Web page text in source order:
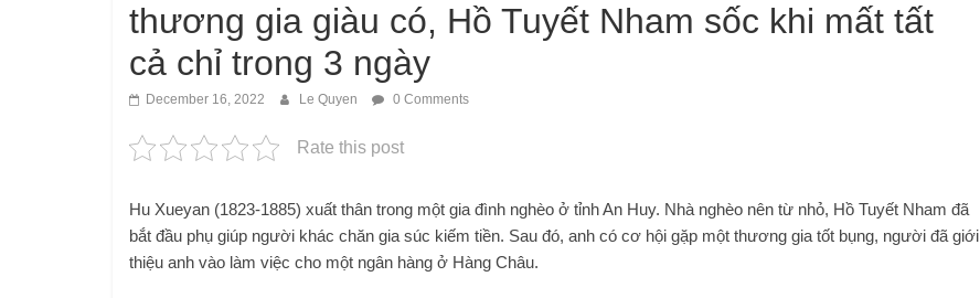
thương gia giàu có, Hồ Tuyết Nham sốc khi mất tất
cả chỉ trong 3 ngày
December 16, 2022 Le Quyen 0 Comments
Rate this post
Hu Xueyan (1823-1885) xuất thân trong một gia đình nghèo ở tỉnh An Huy. Nhà nghèo nên từ nhỏ, Hồ Tuyết Nham đã
bắt đầu phụ giúp người khác chăn gia súc kiếm tiền. Sau đó, anh có cơ hội gặp một thương gia tốt bụng, người đã giới
thiệu anh vào làm việc cho một ngân hàng ở Hàng Châu.